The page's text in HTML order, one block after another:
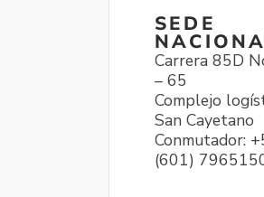
SEDE
Carrera 85D
– 65
Complejo
San Cayetano
Conmutador:
(601)